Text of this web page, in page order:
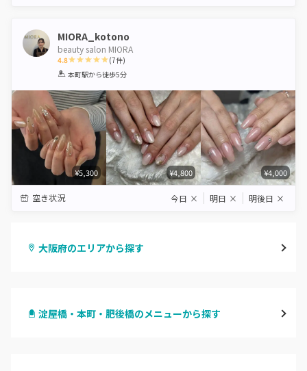
MIORA_kotono
beauty salon MIORA
4.8
1 2 3 4 5
(7件)
本町駅から徒歩5分
¥5,300 ¥4,800 ¥4,000
空き状況 今日 × 明日 × 明後日 ×
大阪府のエリアから探す
心斎橋・南船場・アメ村
淀屋橋・本町・肥後橋のメニューから探す